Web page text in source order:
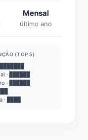
Mensal
último ano
(TOP 5)
· ██████
· ██████
· ████